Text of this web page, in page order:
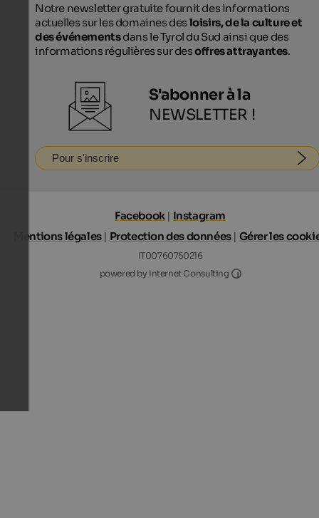
Notre newsletter gratuite fournit des informations
actuelles sur les domaines desloisirs, de la culture et
des événementsdans le Tyrol du Sud ainsi que des
informations régulières sur desoffres attrayantes.
S'abonner à la
NEWSLETTER !
Pour s'inscrire
Facebook| Instagram
Mentions légales| Protection des données| Gérer les
IT00760750216
powered by Internet Consulting
Internet